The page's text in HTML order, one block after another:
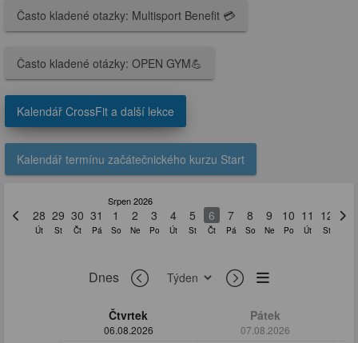
Často kladené otazky: Multisport Benefit 💳
Často kladené otázky: OPEN GYM💪
Kalendář CrossFit a další lekce
Kalendář termínu začátečnického kurzu Start
27 28
Út
29
St
30
Čt
31
Pá
1
So
Srpen 2026
2
Ne
3
Po
4
Út
5
St
6
Čt
7
Pá
8
So
9
Ne
10
Po
11
Út
12
St
13
Dnes
Čtvrtek
06.08.2026
Pátek
07.08.2026